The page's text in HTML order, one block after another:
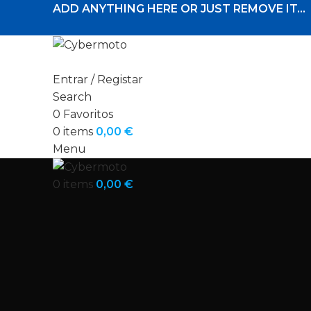
ADD ANYTHING HERE OR JUST REMOVE IT…
Entrar / Registar
Search
0 Favoritos
0 items 0,00 €
Menu
0 items 0,00 €